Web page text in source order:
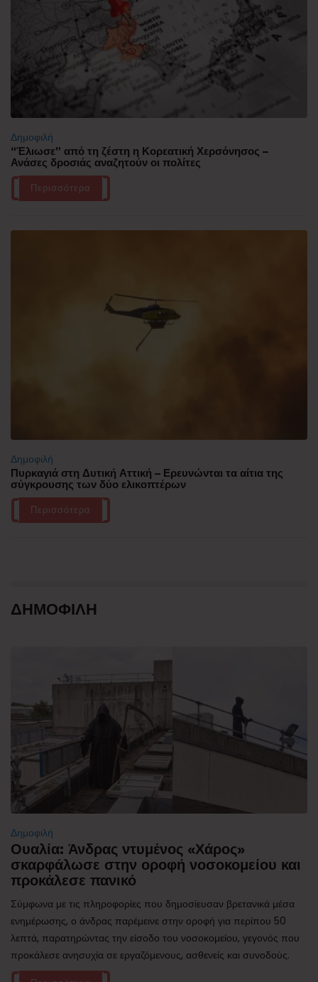
Δημοφιλή
“Έλιωσε” από τη ζέστη η Κορεατική Χερσόνησος –
Ανάσες δροσιάς αναζητούν οι πολίτες
Περισσότερα
Δημοφιλή
Πυρκαγιά στη Δυτική Αττική – Ερευνώνται τα αίτια της
σύγκρουσης των δύο ελικοπτέρων
Περισσότερα
ΔΗΜΟΦΙΛΗ
Δημοφιλή
Ουαλία: Άνδρας ντυμένος «Χάρος»
σκαρφάλωσε στην οροφή νοσοκομείου και
προκάλεσε πανικό
Σύμφωνα με τις πληροφορίες που δημοσίευσαν βρετανικά μέσα
ενημέρωσης, ο άνδρας παρέμεινε στην οροφή για περίπου 50
λεπτά, παρατηρώντας την είσοδο του νοσοκομείου, γεγονός που
προκάλεσε ανησυχία σε εργαζόμενους, ασθενείς και συνοδούς.